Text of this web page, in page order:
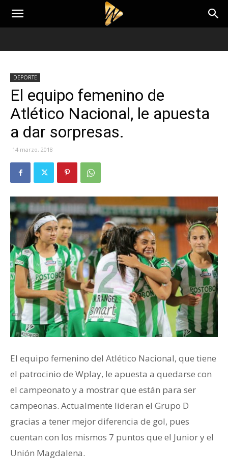
DEPORTE
El equipo femenino de
Atlético Nacional, le apuesta
a dar sorpresas.
14 marzo, 2018
El equipo femenino del Atlético Nacional, que tiene
el patrocinio de Wplay, le apuesta a quedarse con
el campeonato y a mostrar que están para ser
campeonas. Actualmente lideran el Grupo D
gracias a tener mejor diferencia de gol, pues
cuentan con los mismos 7 puntos que el Junior y el
Unión Magdalena.